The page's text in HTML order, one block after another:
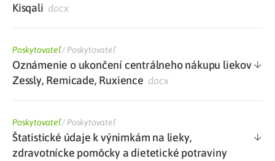
Kisqali docx
Poskytovateľ/Poskytovateľ
Oznámenie o ukončení centrálneho nákupu liekov
Zessly, Remicade, Ruxience docx
Poskytovateľ/Poskytovateľ
Štatistické údaje k výnimkám na lieky,
zdravotnícke pomôcky a dietetické potraviny